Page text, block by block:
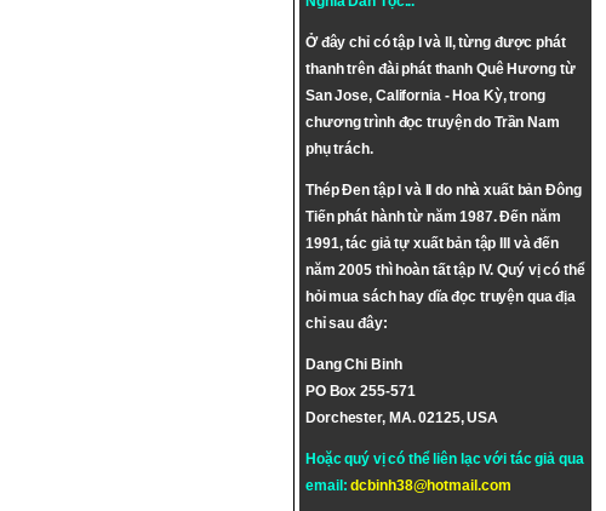
Ở đây chỉ có tập I và II, từng được phát
thanh trên đài phát thanh Quê Hương từ
San Jose, California - Hoa Kỳ, trong
chương trình đọc truyện do Trần Nam
phụ trách.
Thép Đen tập I và II do nhà xuất bản Đông
Tiến phát hành từ năm 1987. Đến năm
1991, tác giả tự xuất bản tập III và đến
năm 2005 thì hoàn tất tập IV. Quý vị có thể
hỏi mua sách hay dĩa đọc truyện qua địa
chỉ sau đây:
Dang Chi Binh
PO Box 255-571
Dorchester, MA. 02125, USA
Hoặc quý vị có thể liên lạc với tác giả qua
email:dcbinh38@hotmail.com